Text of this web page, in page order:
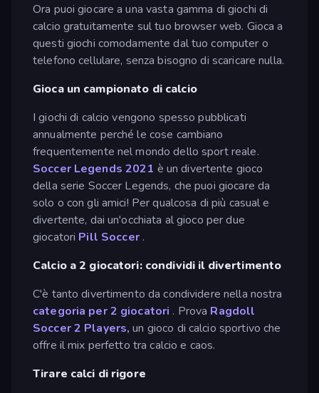
Ora puoi giocare a una vasta gamma di giochi di
calcio gratuitamente sul tuo browser web. Gioca a
questi giochi comodamente dal tuo computer o
telefono cellulare, senza bisogno di scaricare nulla.
Gioca un campionato di calcio
I giochi di calcio vengono spesso pubblicati
annualmente perché le cose cambiano
frequentemente nel mondo dello sport reale.
Soccer Legends 2021 è un divertente gioco
della serie Soccer Legends, che puoi giocare da
solo o con gli amici! Per qualcosa di più casual e
divertente, dai un'occhiata al gioco per due
giocatori Pill Soccer.
Calcio a 2 giocatori: condividi il divertimento
C'è tanto divertimento da condividere nella nostra
categoria per 2 giocatori . Prova Ragdoll
Soccer 2 Players, un gioco di calcio sportivo che
offre il mix perfetto tra calcio e caos.
Tirare calci di rigore